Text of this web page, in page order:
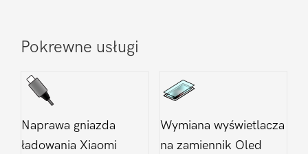
Pokrewne usługi
Naprawa gniazda
ładowania Xiaomi
Wymiana wyświetlacza
na zamiennik Oled